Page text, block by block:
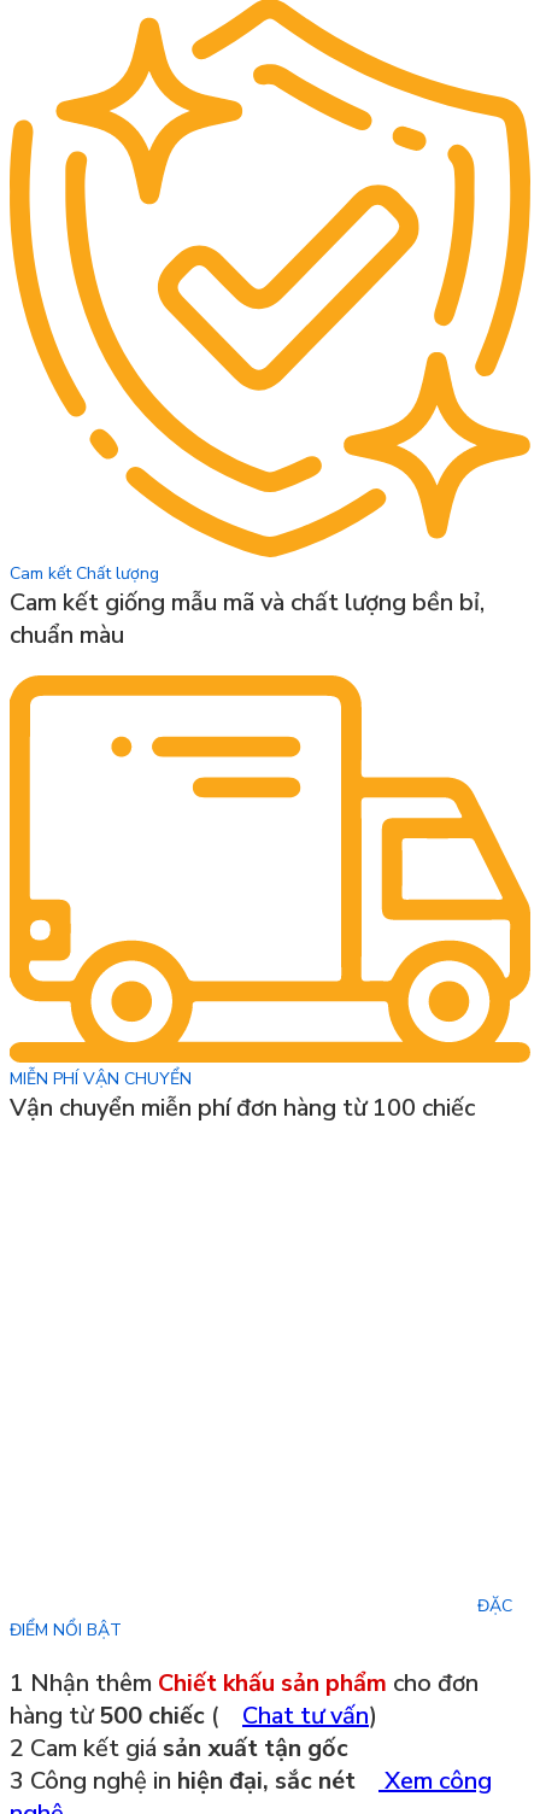
Cam kết Chất lượng
Cam kết giống mẫu mã và chất lượng bền bỉ,
chuẩn màu
MIỄN PHÍ VẬN CHUYỂN
Vận chuyển miễn phí đơn hàng từ 100 chiếc
ĐẶC
ĐIỂM NỔI BẬT
1 Nhận thêm Chiết khấu sản phẩm cho đơn
hàng từ500 chiếc ( Chat tư vấn)
2 Cam kết giá sản xuất tận gốc
3 Công nghệ in hiện đại, sắc nét
Xem công